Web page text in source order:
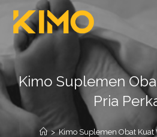
Kimo Suplemen
Pria
> Kimo Suplemen Obat Kuat